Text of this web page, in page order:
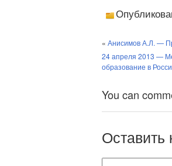
« Анисимов А.Л. —
24 апреля 2013 —
образование в
You can
Оставить